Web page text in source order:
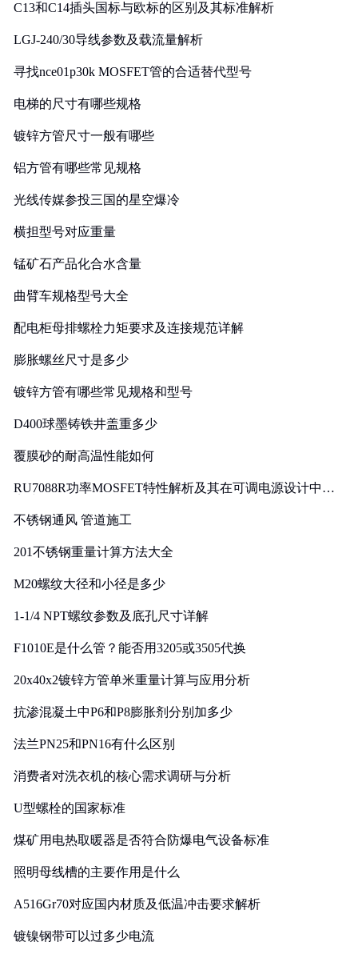
C13和C14插头国标与欧标的区别及其标准解析
LGJ-240/30导线参数及载流量解析
寻找nce01p30k MOSFET管的合适替代型号
电梯的尺寸有哪些规格
镀锌方管尺寸一般有哪些
铝方管有哪些常见规格
光线传媒参投三国的星空爆冷
横担型号对应重量
锰矿石产品化合水含量
曲臂车规格型号大全
配电柜母排螺栓力矩要求及连接规范详解
膨胀螺丝尺寸是多少
镀锌方管有哪些常见规格和型号
D400球墨铸铁井盖重多少
覆膜砂的耐高温性能如何
RU7088R功率MOSFET特性解析及其在可调电源设计中的
不锈钢通风 管道施工
201不锈钢重量计算方法大全
M20螺纹大径和小径是多少
1-1/4 NPT螺纹参数及底孔尺寸详解
F1010E是什么管？能否用3205或3505代换
20x40x2镀锌方管单米重量计算与应用分析
抗渗混凝土中P6和P8膨胀剂分别加多少
法兰PN25和PN16有什么区别
消费者对洗衣机的核心需求调研与分析
U型螺栓的国家标准
煤矿用电热取暖器是否符合防爆电气设备标准
照明母线槽的主要作用是什么
A516Gr70对应国内材质及低温冲击要求解析
镀镍钢带可以过多少电流